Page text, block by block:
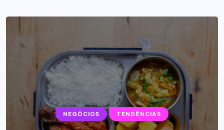
NEGÓCIOS TENDÊNCIAS
SUPLEMENTOS